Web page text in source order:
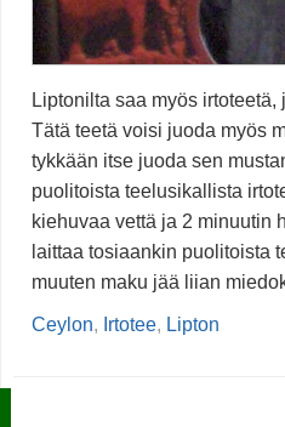
Liptonilta saa myös
Tätä teetä voisi juoda myös
tykkään itse juoda sen
puolitoista teelusikallista
kiehuvaa vettä ja 2 minuutin
laittaa tosiaankin puolitoista
muuten maku jää liian
Ceylon, Irtotee, Lipton